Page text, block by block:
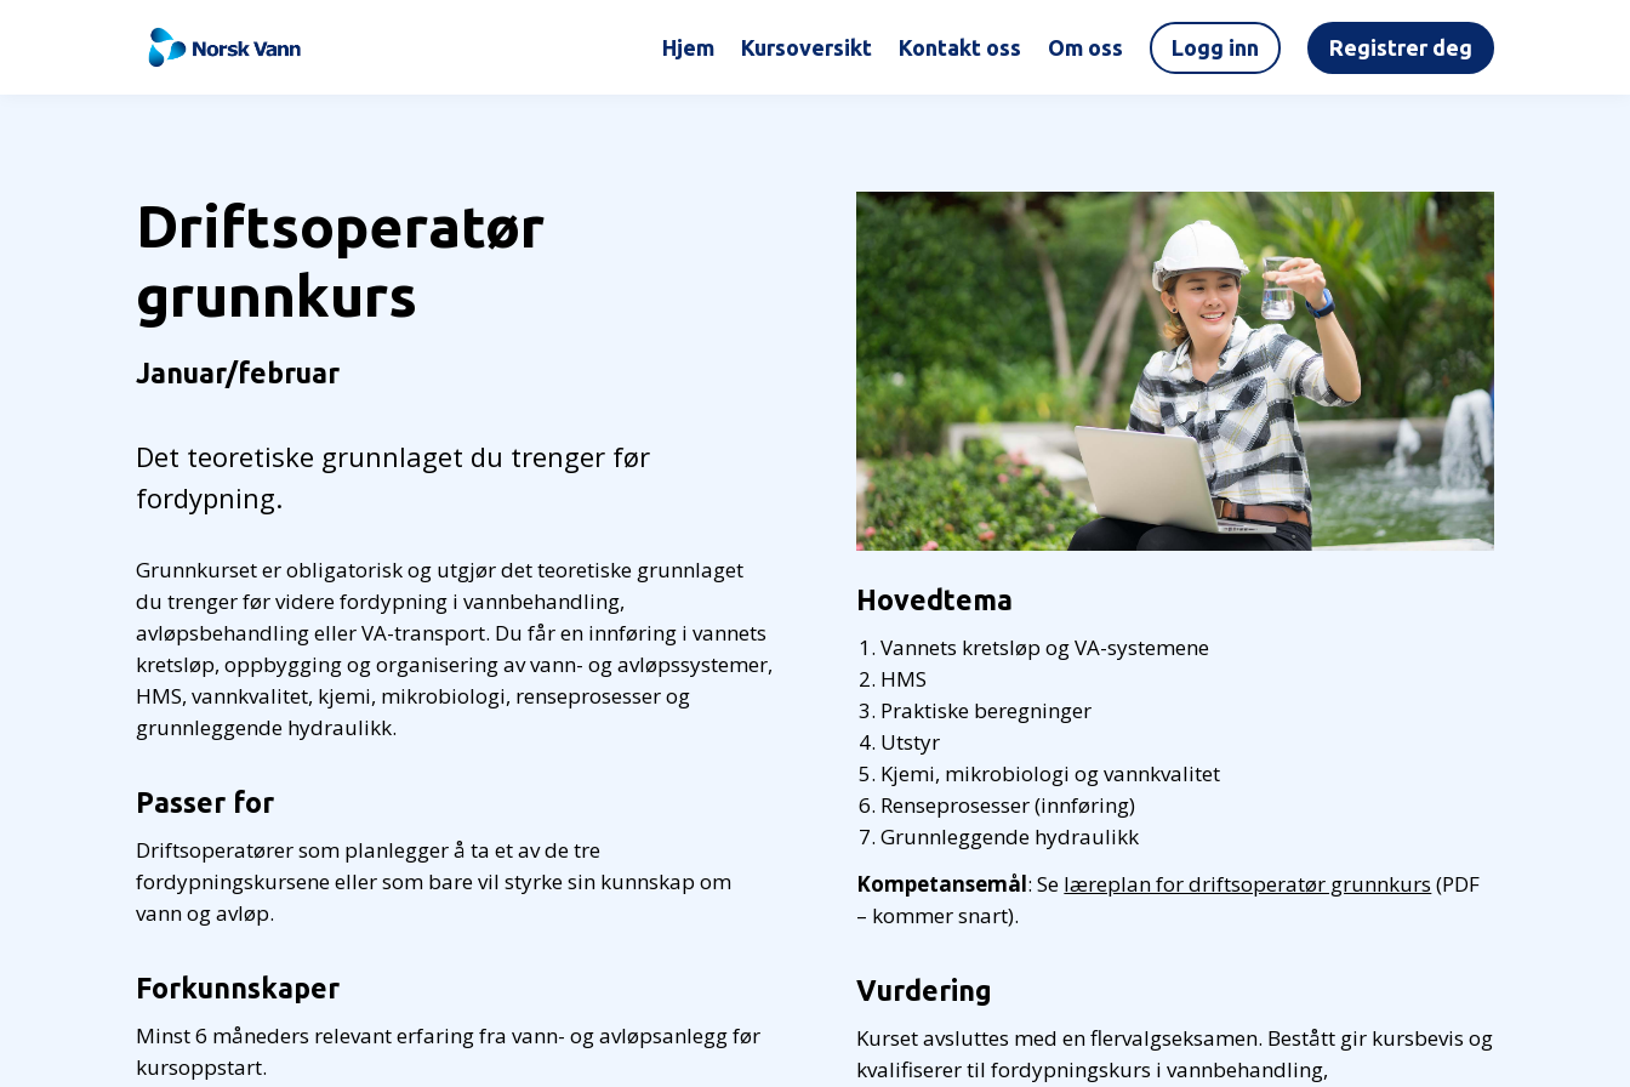
Hjem Kursoversikt Kontakt oss Om oss Logg inn Registrer deg
Driftsoperatør
grunnkurs
Januar/februar
Det teoretiske grunnlaget du trenger før
fordypning.
Grunnkurset er obligatorisk og utgjør det teoretiske grunnlaget
du trenger før videre fordypning i vannbehandling,
avløpsbehandling eller VA-transport. Du får en innføring i vannets
kretsløp, oppbygging og organisering av vann- og avløpssystemer,
HMS, vannkvalitet, kjemi, mikrobiologi, renseprosesser og
grunnleggende hydraulikk.
Passer for
Driftsoperatører som planlegger å ta et av de tre
fordypningskursene eller som bare vil styrke sin kunnskap om
vann og avløp.
Forkunnskaper
Minst 6 måneders relevant erfaring fra vann- og avløpsanlegg før
kursoppstart.
Hovedtema
Vannets kretsløp og VA-systemene
HMS
Praktiske beregninger
Utstyr
Kjemi, mikrobiologi og vannkvalitet
Renseprosesser (innføring)
Grunnleggende hydraulikk
Kompetansemål: Se læreplan for driftsoperatør grunnkurs (PDF
– kommer snart).
Vurdering
Kurset avsluttes med en flervalgseksamen. Bestått gir kursbevis og
kvalifiserer til fordypningskurs i vannbehandling,